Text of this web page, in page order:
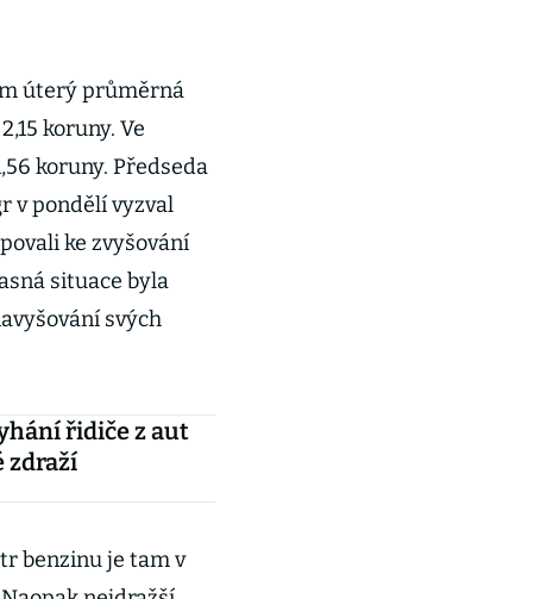
úterý průměrná
koruny. Ve
koruny. Předseda
v pondělí vyzval
ke zvyšování
situace byla
svých
řidiče z aut
zdraží
benzinu je tam v